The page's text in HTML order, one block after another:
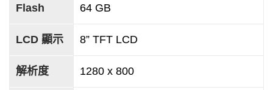
Flash 64 GB
LCD 顯示 8” TFT LCD
解析度 1280 x 800